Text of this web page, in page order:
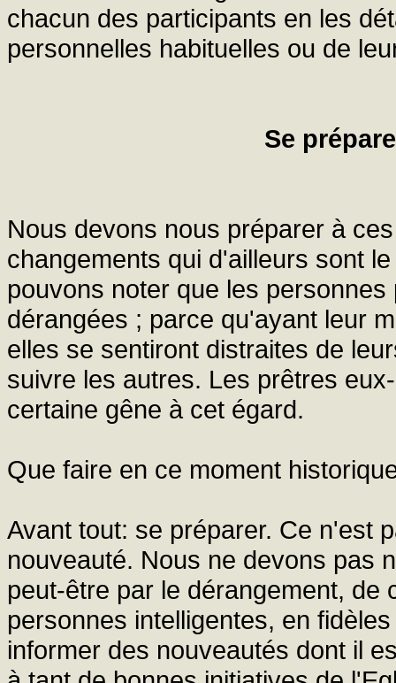
chacun des participants en les
personnelles habituelles ou de
Se
Nous devons nous préparer à
changements qui d'ailleurs sont
pouvons noter que les
dérangées ; parce qu'ayant leur
elles se sentiront distraites de
suivre les autres. Les prêtres
certaine gêne à cet égard.
Que faire en ce moment
Avant tout: se préparer. Ce n'est
nouveauté. Nous ne devons pas
peut-être par le dérangement,
personnes intelligentes, en
informer des nouveautés dont il